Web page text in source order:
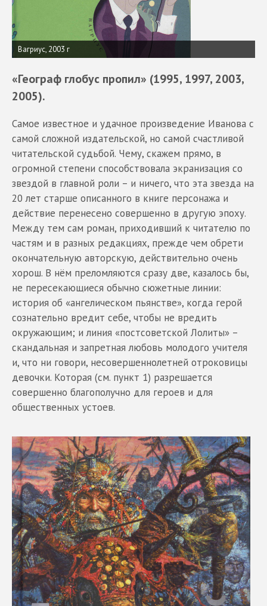
Вагриус, 2003 г
«Географ глобус пропил» (1995, 1997, 2003,
2005).
Самое известное и удачное произведение Иванова с
самой сложной издательской, но самой счастливой
читательской судьбой. Чему, скажем прямо, в
огромной степени способствовала экранизация со
звездой в главной роли – и ничего, что эта звезда на
20 лет старше описанного в книге персонажа и
действие перенесено совершенно в другую эпоху.
Между тем сам роман, приходивший к читателю по
частям и в разных редакциях, прежде чем обрети
окончательную авторскую, действительно очень
хорош. В нём преломляются сразу две, казалось бы,
не пересекающиеся обычно сюжетные линии:
история об «ангелическом пьянстве», когда герой
сознательно вредит себе, чтобы не вредить
окружающим; и линия «постсоветской Лолиты» –
скандальная и запретная любовь молодого учителя
и, что ни говори, несовершеннолетней отроковицы
девочки. Которая (см. пункт 1) разрешается
совершенно благополучно для героев и для
общественных устоев.